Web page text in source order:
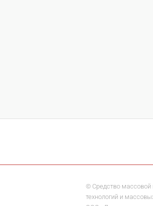
© Средство массовой
технологий и